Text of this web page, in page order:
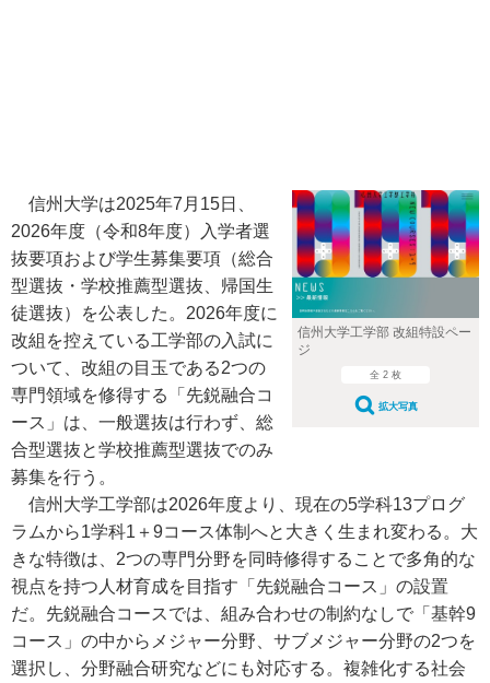
信州大学工学部 改組特設ペー
ジ
全 2 枚
拡大写真
信州大学は2025年7月15日、
2026年度（令和8年度）入学者選
抜要項および学生募集要項（総合
型選抜・学校推薦型選抜、帰国生
徒選抜）を公表した。2026年度に
改組を控えている工学部の入試に
ついて、改組の目玉である2つの
専門領域を修得する「先鋭融合コ
ース」は、一般選抜は行わず、総
合型選抜と学校推薦型選抜でのみ
募集を行う。
信州大学工学部は2026年度より、現在の5学科13プログ
ラムから1学科1＋9コース体制へと大きく生まれ変わる。大
きな特徴は、2つの専門分野を同時修得することで多角的な
視点を持つ人材育成を目指す「先鋭融合コース」の設置
だ。先鋭融合コースでは、組み合わせの制約なしで「基幹9
コース」の中からメジャー分野、サブメジャー分野の2つを
選択し、分野融合研究などにも対応する。複雑化する社会